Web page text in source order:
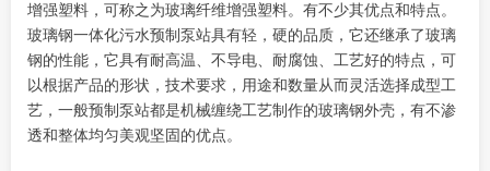
增强塑料，可称之为玻璃纤维增强塑料。有不少其优点和特点。
玻璃钢一体化污水预制泵站具有轻，硬的品质，它还继承了玻璃
钢的性能，它具有耐高温、 不导电、 耐腐蚀、工艺好的特点，可
以根据产品的形状，技术要求，用途和数量从而灵活选择成型工
艺，一般预制泵站都是机械缠绕工艺制作的玻璃钢外壳，有不渗
透和整体均匀美观坚固的优点。